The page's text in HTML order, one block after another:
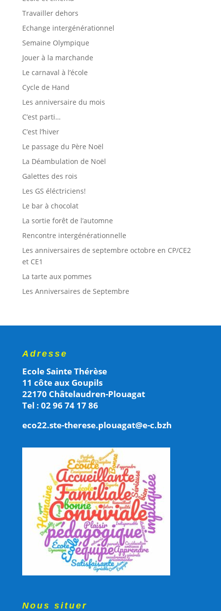
Travailler dehors
Echange intergénérationnel
Semaine Olympique
Jouer à la marchande
Le carnaval à l’école
Cycle de Hand
Les anniversaire du mois
C’est parti…
C’est l’hiver
Le passage du Père Noël
La Déambulation de Noël
Galettes des rois
Les GS éléctriciens!
Le bar à chocolat
La sortie forêt de l’automne
Rencontre intergénérationnelle
Les anniversaires de septembre octobre en CP/CE2
et CE1
La tarte aux pommes
Les Anniversaires de Septembre
Adresse
Ecole Sainte Thérèse
11 côte aux Goupils
22170 Châtelaudren-Plouagat
Tel : 02 96 74 17 86
eco22.ste-therese.plouagat@e-c.bzh
Nous situer